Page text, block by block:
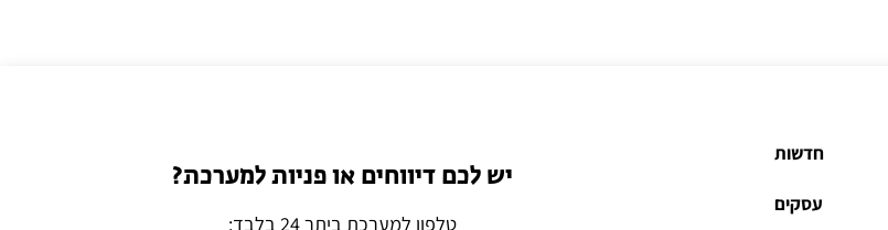
חדשות
עסקים
יש לכם דיווחים או פניות למערכת?
טלפון למערכת ביתר 24 בלבד: